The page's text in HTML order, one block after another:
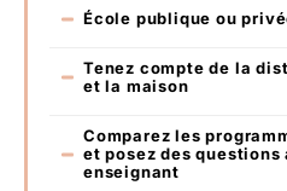
École publique ou
Tenez compte de la
et la maison
Comparez les
et posez des questions
enseignant